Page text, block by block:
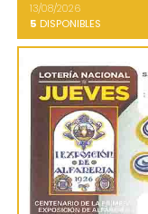
13/08/2026
5 DISPONIBLES